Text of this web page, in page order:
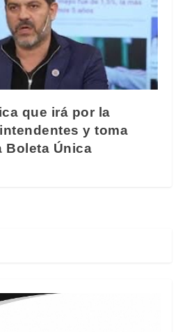
que irá por la
y toma
Boleta Única